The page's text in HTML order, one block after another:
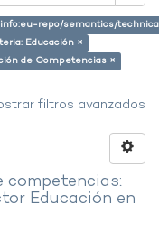
repo/semantics/
Educación ×
de Competencias ×
filtros avanzados
Educación en